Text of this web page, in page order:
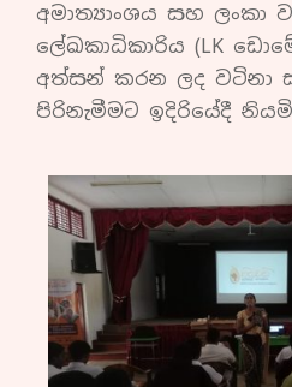
අමාත්‍යාංශය සහ ලංකා
ලේඛකාධිකාරිය (LK
අත්සන් කරන ලද වටිනා
පිරිනැමීමට ඉදිරියේදී